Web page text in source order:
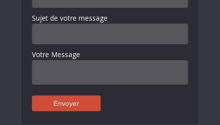
Sujet de votre message
Votre Message